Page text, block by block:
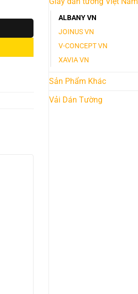
ALBANY VN
JOINUS VN
V-CONCEPT VN
XAVIA VN
Sản Phẩm Khác
Vải Dán Tường